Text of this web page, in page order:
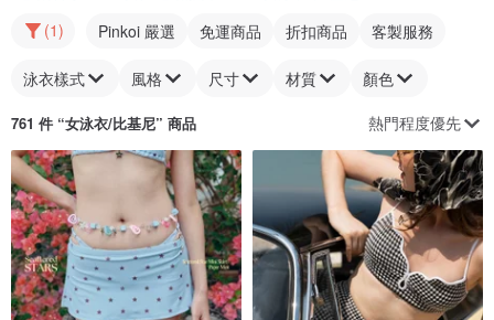
(1)
Pinkoi 嚴選 免運商品 折扣商品 客製服務
泳衣樣式 風格 尺寸 材質 顏色
761 件 “女泳衣/比基尼” 商品 熱門程度優先